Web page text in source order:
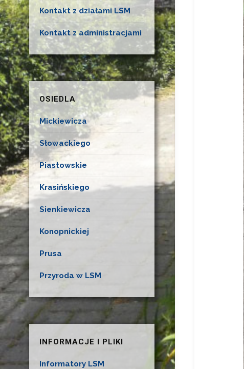
Kontakt z działami LSM
Kontakt z administracjami
OSIEDLA
Mickiewicza
Słowackiego
Piastowskie
Krasińskiego
Sienkiewicza
Konopnickiej
Prusa
Przyroda w LSM
INFORMACJE I PLIKI
Informatory LSM